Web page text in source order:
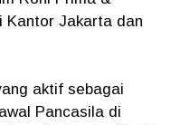
Kantor Jakarta dan
aktif sebagai
Pancasila di